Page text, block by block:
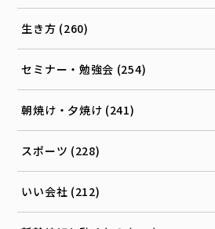
生き方 (260)
セミナー・勉強会 (254)
朝焼け・夕焼け (241)
スポーツ (228)
いい会社 (212)